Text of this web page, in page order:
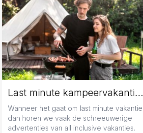
Last minute kampeervakantie boeken? Tips en tricks!
Wanneer het gaat om last minute vakantie
dan horen we vaak de schreeuwerige
advertenties van all inclusive vakanties.